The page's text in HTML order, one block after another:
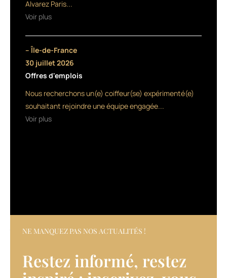
l’accueil
client
dans
son
salon.
Revue
façon
avez
organisé
Alvarez Paris...
Voir plus
– Île-de-France
30 juillet 2026
Offres d'emplois
Nous recherchons un(e) coiffeur(se) expérimenté(e)
souhaitant rejoindre une équipe engagée...
Voir plus
NE MANQUEZ PAS NOS ACTUALITÉS !
Restez informé, restez